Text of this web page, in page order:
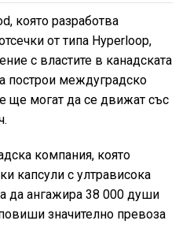
която разработва
от типа Hyperloop,
с властите в канадската
построи междуградско
ще могат да се движат със
компания, която
капсули с ултрависока
да ангажира 38 000 души
значително превоза